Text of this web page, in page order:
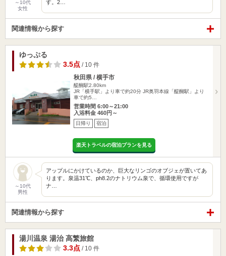
～10代
女性
す。2…
関連情報から探す
ゆっぷる
3.5点 / 10 件
秋田県 / 横手市
醍醐駅2.80km
JR「横手駅」より車で約20分 JR奥羽本線「醍醐駅」より
車で約5…
営業時間 6:00～21:00
入浴料金 460円～
日帰り 宿泊
楽天トラベルの宿泊プランを見る
～10代
男性
アップルにかけているのか、巨大なリンゴのオブジェが置いてあ
ります。泉温31℃、ph8.2のナトリウム泉で、循環使用ですが
ナ…
関連情報から探す
湯川温泉 湯治 高繁旅館
3.3点 / 10 件